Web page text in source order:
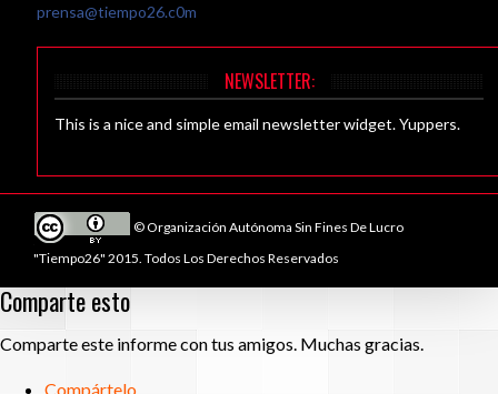
prensa@tiempo26.c0m
NEWSLETTER:
This is a nice and simple email newsletter widget. Yuppers.
© Organización Autónoma Sin Fines De Lucro
"Tiempo26" 2015. Todos Los Derechos Reservados
Comparte esto
Comparte este informe con tus amigos. Muchas gracias.
Compártelo